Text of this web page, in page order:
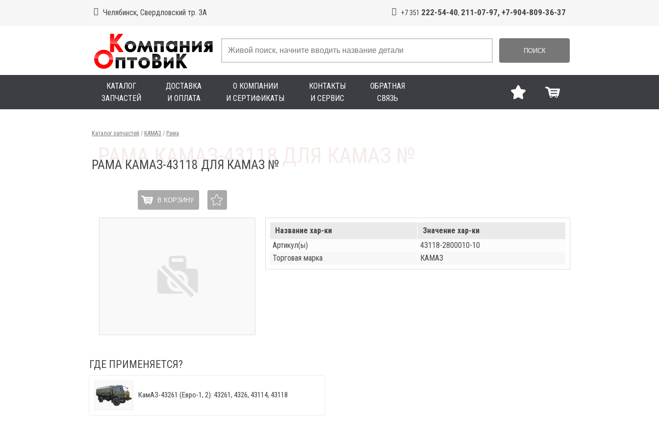
Челябинск, Свердловский тр. 3А +7 351 222-54-40, 211-07-97, +7-904-809-36-37
ПОИСК
КАТАЛОГ
ЗАПЧАСТЕЙ
ДОСТАВКА
И ОПЛАТА
О КОМПАНИИ
И СЕРТИФИКАТЫ
КОНТАКТЫ
И СЕРВИС
ОБРАТНАЯ
СВЯЗЬ
Каталог запчастей / КАМАЗ / Рама
РАМА КАМАЗ-43118 ДЛЯ КАМАЗ №
В КОРЗИНУ
Название хар-ки
Значение хар-ки
Артикул(ы)
43118-2800010-10
Торговая марка
КАМАЗ
ГДЕ ПРИМЕНЯЕТСЯ?
КамАЗ-43261 (Евро-1, 2): 43261, 4326, 43114, 43118